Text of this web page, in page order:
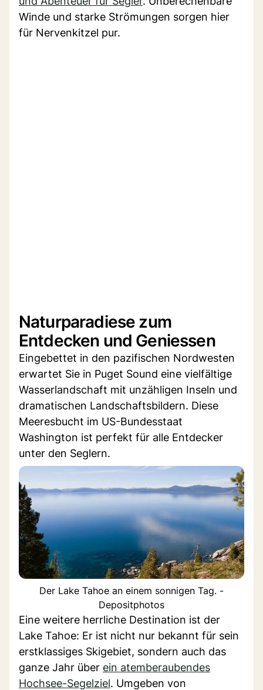
Winde und starke Strömungen sorgen hier
für Nervenkitzel pur.
Naturparadiese zum
Entdecken und Geniessen
Eingebettet in den pazifischen Nordwesten
erwartet Sie in Puget Sound eine vielfältige
Wasserlandschaft mit unzähligen Inseln und
dramatischen Landschaftsbildern. Diese
Meeresbucht im US-Bundesstaat
Washington ist perfekt für alle Entdecker
unter den Seglern.
Der Lake Tahoe an einem sonnigen Tag. -
Depositphotos
Eine weitere herrliche Destination ist der
Lake Tahoe: Er ist nicht nur bekannt für sein
erstklassiges Skigebiet, sondern auch das
ganze Jahr über ein atemberaubendes
Hochsee-Segelziel. Umgeben von